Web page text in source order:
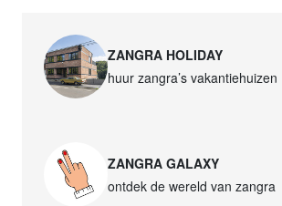
ZANGRA HOLIDAY
huur zangra’s vakantiehuizen
ZANGRA GALAXY
ontdek de wereld van zangra